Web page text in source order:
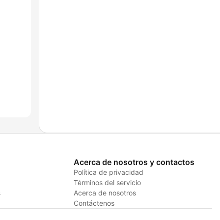
Acerca de nosotros y contactos
Política de privacidad
Términos del servicio
Acerca de nosotros
Contáctenos